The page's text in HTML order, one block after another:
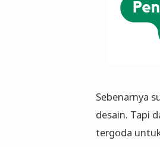
Sebenarnya
desain. Tapi
tergoda